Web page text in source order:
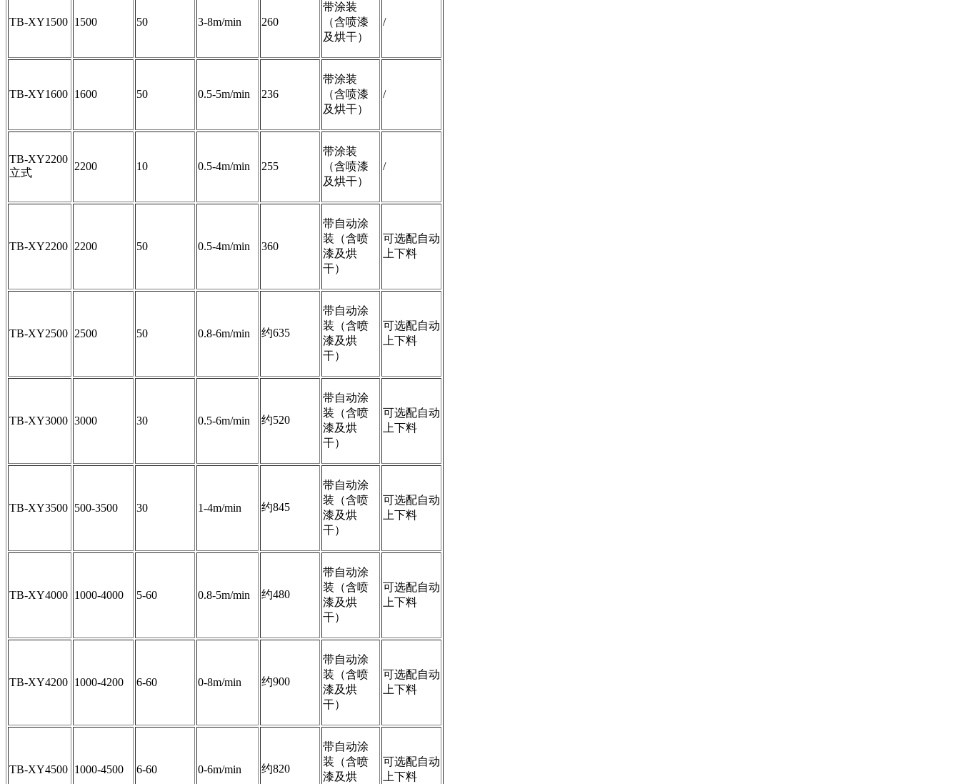
TB-XY1500 1500 50 3-8m/min 260
带涂装
（含喷漆
及烘干）
/
TB-XY1600 1600 50 0.5-5m/min 236
带涂装
（含喷漆
及烘干）
/
TB-XY2200
立式
2200 10 0.5-4m/min 255
带涂装
（含喷漆
及烘干）
/
TB-XY2200 2200 50 0.5-4m/min 360
带自动涂
装（含喷
漆及烘
干）
可选配自动
上下料
TB-XY2500 2500 50 0.8-6m/min 约635
带自动涂
装（含喷
漆及烘
干）
可选配自动
上下料
TB-XY3000 3000 30 0.5-6m/min 约520
带自动涂
装（含喷
漆及烘
干）
可选配自动
上下料
TB-XY3500 500-3500 30 1-4m/min 约845
带自动涂
装（含喷
漆及烘
干）
可选配自动
上下料
TB-XY4000 1000-4000 5-60 0.8-5m/min 约480
带自动涂
装（含喷
漆及烘
干）
可选配自动
上下料
TB-XY4200 1000-4200 6-60 0-8m/min 约900
带自动涂
装（含喷
漆及烘
干）
可选配自动
上下料
TB-XY4500 1000-4500 6-60 0-6m/min 约820
带自动涂
装（含喷
漆及烘
可选配自动
上下料